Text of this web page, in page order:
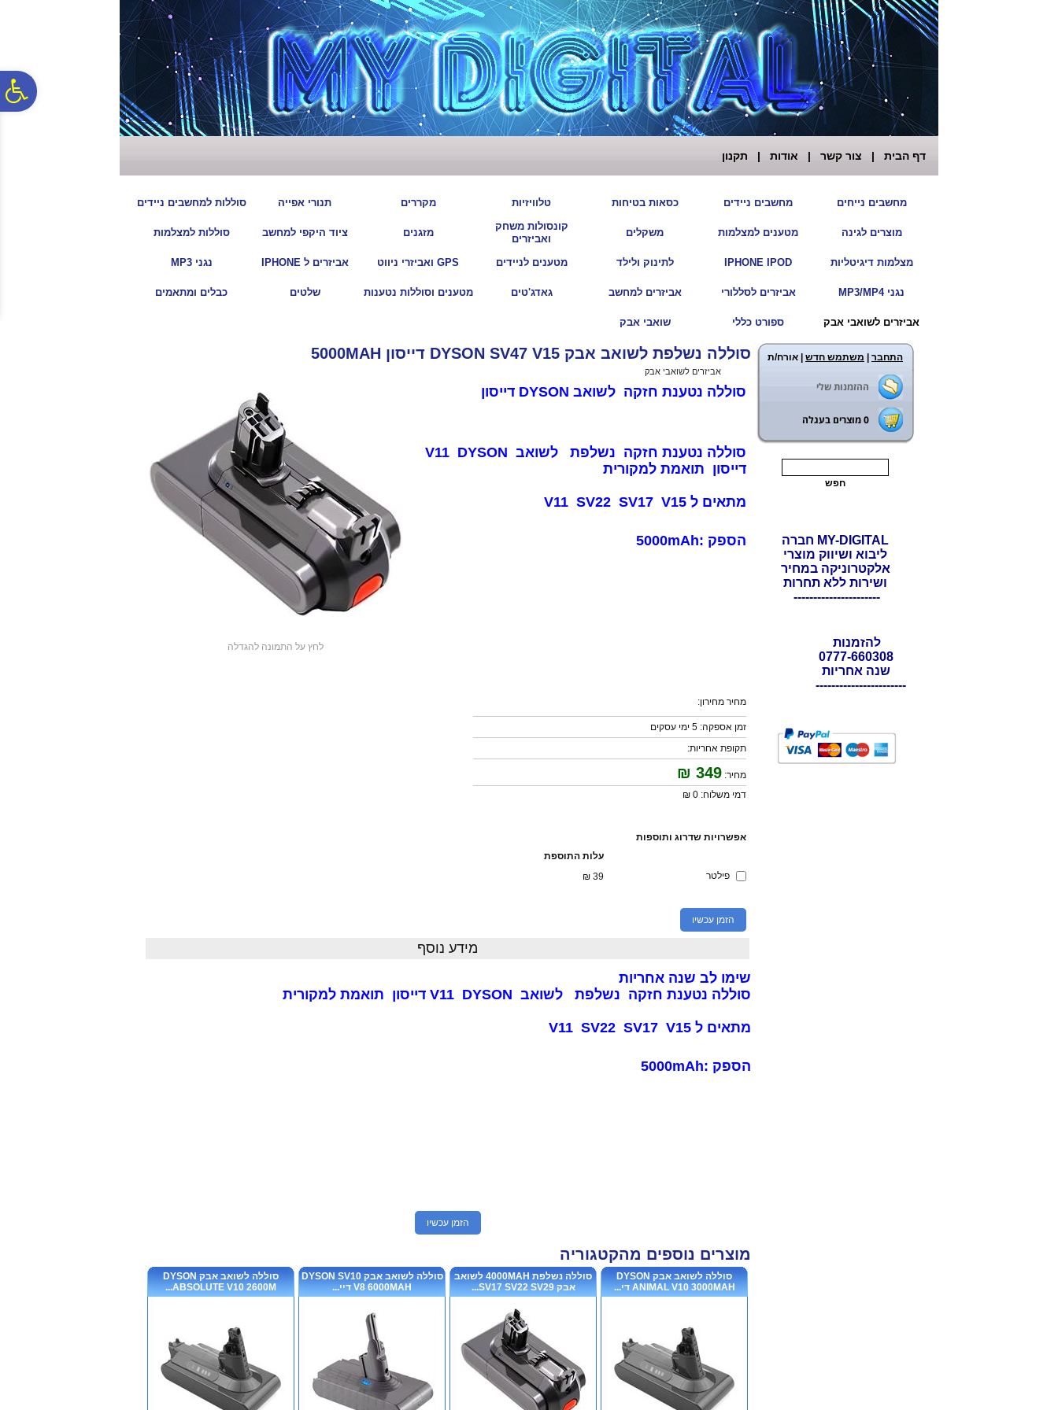
נגישות
אתר
המרכזי
דף הבית | צור קשר | אודות | תקנון
מחשבים נייחים מחשבים ניידים כסאות בטיחות טלוויזיות מקררים תנורי אפייה סוללות למחשבים ניידים
מוצרים לגינה מטענים למצלמות משקלים
קונסולות משחק
ואביזרים
מזגנים ציוד היקפי למחשב סוללות למצלמות
מצלמות דיגיטליות IPHONE IPOD לתינוק ולילד מטענים לניידים GPS ואביזרי ניווט אביזרים ל IPHONE נגני MP3
נגני MP3/MP4 אביזרים לסללורי אביזרים למחשב גאדג'טים מטענים וסוללות נטענות שלטים כבלים ומתאמים
אביזרים לשואבי אבק ספורט כללי שואבי אבק
סוללה נשלפת לשואב אבק DYSON SV47 V15 דייסון 5000MAH
אביזרים לשואבי אבק
סוללה נטענת חזקה לשואב DYSON דייסון
סוללה נטענת חזקה נשלפת לשואב V11 DYSON
דייסון תואמת למקורית
מתאים ל V11 SV22 SV17 V15
הספק :5000mAh
מחיר מחירון:
זמן אספקה: 5 ימי עסקים
תקופת אחריות:
מחיר: 349
₪
דמי משלוח: 0 ₪
אפשרויות שדרוג ותוספות
עלות התוספת
פילטר
39
₪
הזמן עכשיו
לחץ על התמונה להגדלה
מידע נוסף
שימו לב שנה אחריות
סוללה נטענת חזקה נשלפת לשואב V11 DYSON דייסון תואמת למקורית
מתאים ל V11 SV22 SV17 V15
הספק :5000mAh
הזמן עכשיו
מוצרים נוספים מהקטגוריה
סוללה לשואב אבק DYSON
ANIMAL V10 3000MAH די...
סוללה נשלפת 4000MAH לשואב
אבק SV17 SV22 SV29...
סוללה לשואב אבק DYSON SV10
V8 6000MAH דיי...
סוללה לשואב אבק DYSON
ABSOLUTE V10 2600M...
התחבר משתמש חדש | אורח/ת
ההזמנות שלי
0מוצרים בעגלה
MY-DIGITAL חברה
ליבוא ושיווק מוצרי
אלקטרוניקה במחיר
ושירות ללא תחרות
----------------------
להזמנות
0777-660308
שנה אחריות
-----------------------